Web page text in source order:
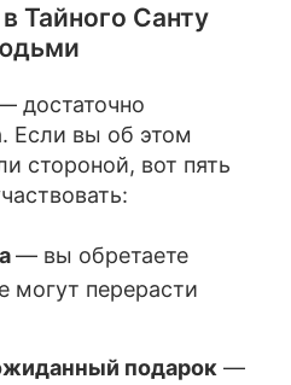
Тайного Санту
достаточно
Если вы об этом
стороной, вот пять
— вы обретаете
могут перерасти
подарок—